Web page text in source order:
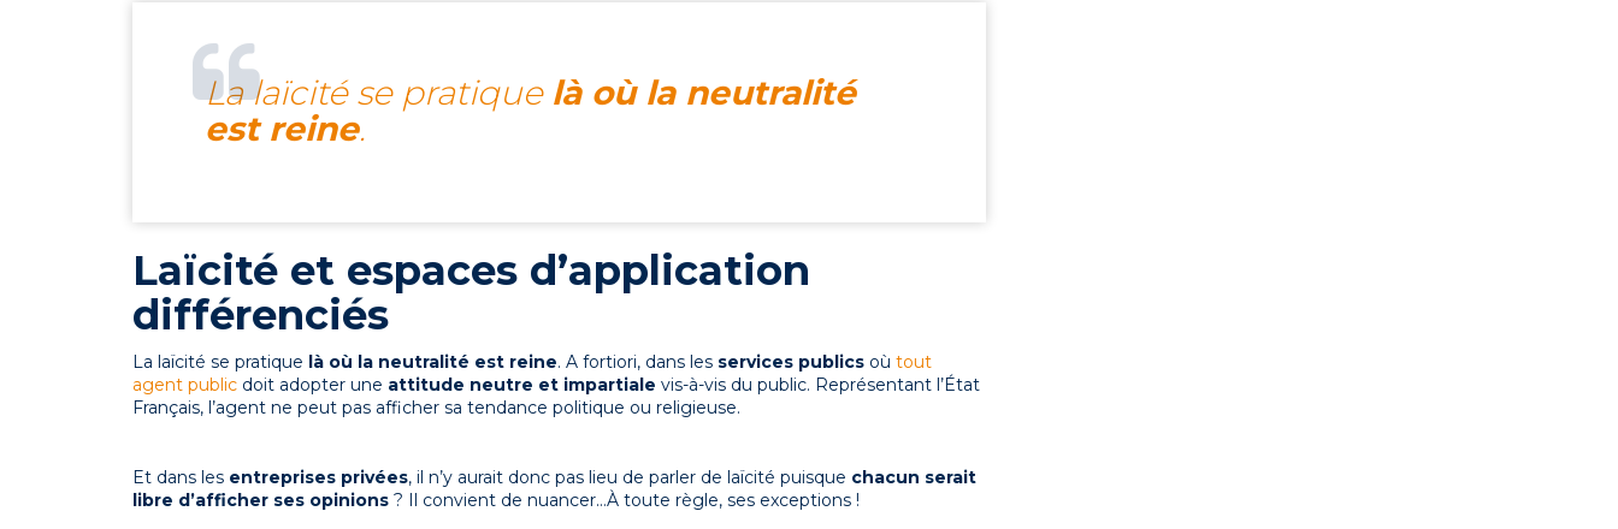
La laïcité se pratique là où la neutralité
est reine.
Laïcité et espaces d’application
différenciés
La laïcité se pratique là où la neutralité est reine. A fortiori, dans les services publics où tout
agent public doit adopter une attitude neutre et impartiale vis-à-vis du public. Représentant l’État
Français, l’agent ne peut pas afficher sa tendance politique ou religieuse.
Et dans les entreprises privées, il n’y aurait donc pas lieu de parler de laïcité puisque chacun serait
libre d’afficher ses opinions ? Il convient de nuancer…À toute règle, ses exceptions !